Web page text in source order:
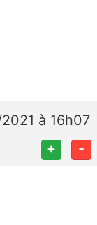
à 16h07
+ -